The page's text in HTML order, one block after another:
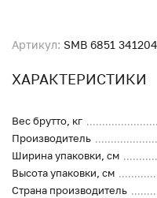
Артикул: SMB 6851 341204
ХАРАКТЕРИСТИКИ
Вес брутто, кг
Производитель
Ширина упаковки, см
Высота упаковки, см
Страна производитель